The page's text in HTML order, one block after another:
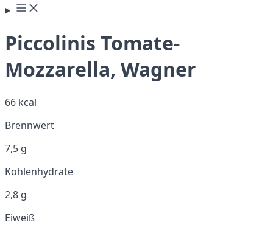
Piccolinis Tomate-
Mozzarella, Wagner
66 kcal
Brennwert
7,5 g
Kohlenhydrate
2,8 g
Eiweiß